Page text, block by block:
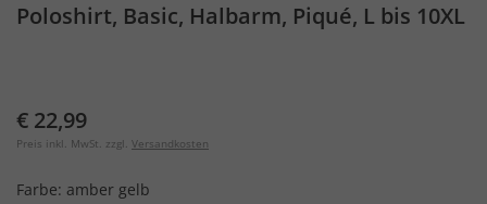
Poloshirt, Basic, Halbarm, Piqué, L bis 10XL
€ 22,99
Preis inkl. MwSt. zzgl. Versandkosten
Farbe: amber gelb